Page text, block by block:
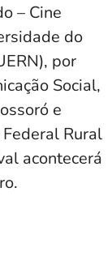
– Cine
do
por
Social,
e
Rural
acontecerá